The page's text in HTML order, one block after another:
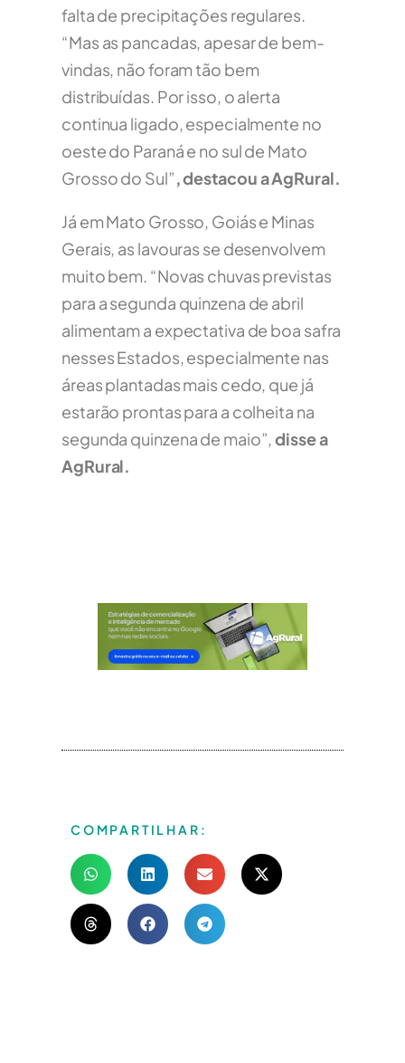
falta de precipitações regulares.
“Mas as pancadas, apesar de bem-
vindas, não foram tão bem
distribuídas. Por isso, o alerta
continua ligado, especialmente no
oeste do Paraná e no sul de Mato
Grosso do Sul”, destacou a AgRural.
Já em Mato Grosso, Goiás e Minas
Gerais, as lavouras se desenvolvem
muito bem. “Novas chuvas previstas
para a segunda quinzena de abril
alimentam a expectativa de boa safra
nesses Estados, especialmente nas
áreas plantadas mais cedo, que já
estarão prontas para a colheita na
segunda quinzena de maio”,disse a
AgRural.
COMPARTILHAR: